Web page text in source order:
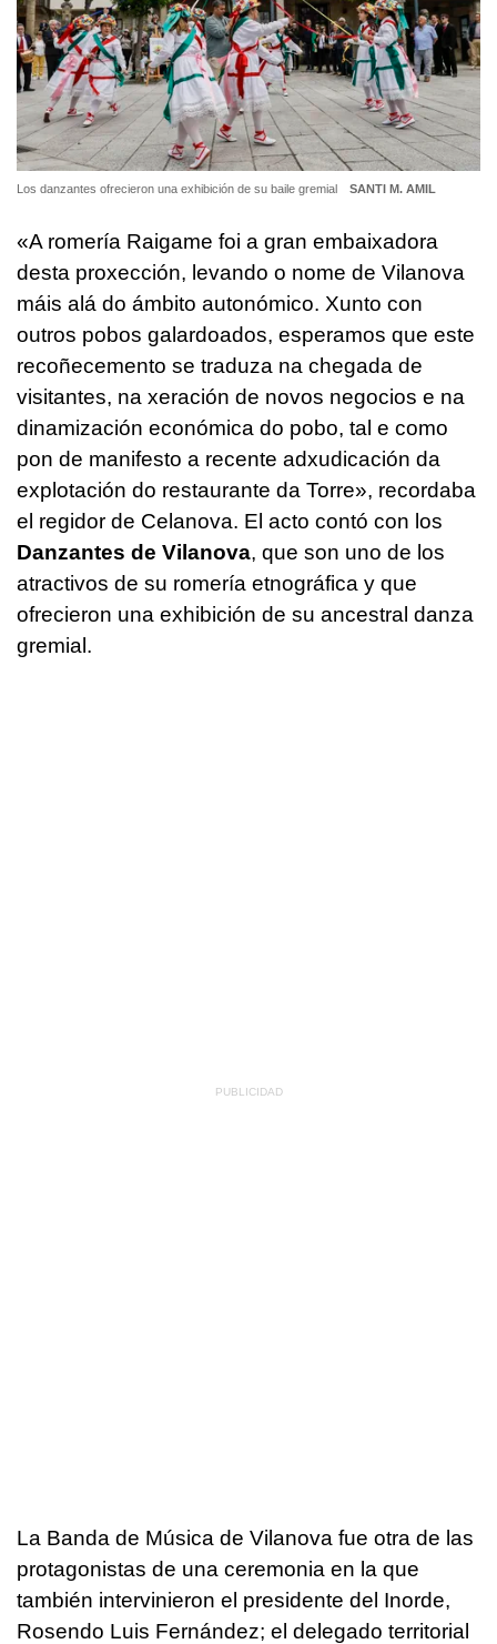
Los danzantes ofrecieron una exhibición de su baile gremial SANTI M. AMIL
«A romería Raigame foi a gran embaixadora
desta proxección, levando o nome de Vilanova
máis alá do ámbito autonómico. Xunto con
outros pobos galardoados, esperamos que este
recoñecemento se traduza na chegada de
visitantes, na xeración de novos negocios e na
dinamización económica do pobo, tal e como
pon de manifesto a recente adxudicación da
explotación do restaurante da Torre», recordaba
el regidor de Celanova. El acto contó con los
Danzantes de Vilanova, que son uno de los
atractivos de su romería etnográfica y que
ofrecieron una exhibición de su ancestral danza
gremial.
La Banda de Música de Vilanova fue otra de las
protagonistas de una ceremonia en la que
también intervinieron el presidente del Inorde,
Rosendo Luis Fernández; el delegado territorial